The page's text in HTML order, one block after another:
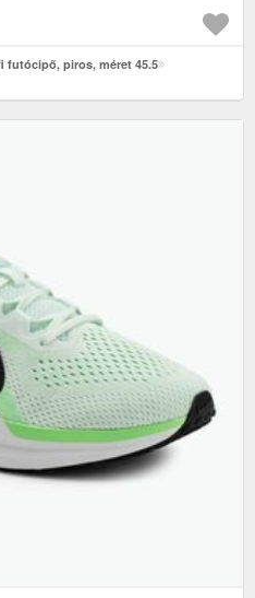
futócipő, piros, méret 45.5